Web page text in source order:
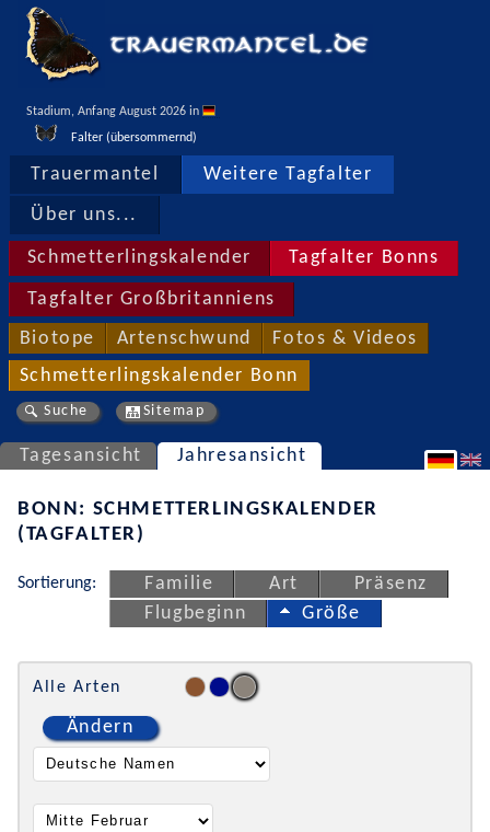
Stadium, Anfang August 2026 in
Falter (übersommernd)
Trauermantel Weitere Tagfalter
Über uns...
Schmetterlingskalender Tagfalter Bonns
Tagfalter Großbritanniens
Biotope Artenschwund Fotos & Videos
Schmetterlingskalender Bonn
Suche Sitemap
Tagesansicht Jahresansicht
BONN: SCHMETTERLINGSKALENDER
(TAGFALTER)
Sortierung: Familie Art
Präsenz
Flugbeginn
Größe
Alle Arten
Ändern